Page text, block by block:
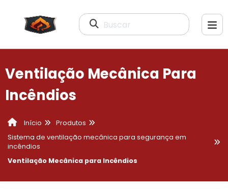
Buscar
Ventilação Mecânica Para
Incêndios
Início
Produtos
Sistema de ventilação mecânica para segurança em
incêndios
Ventilação Mecânica para Incêndios